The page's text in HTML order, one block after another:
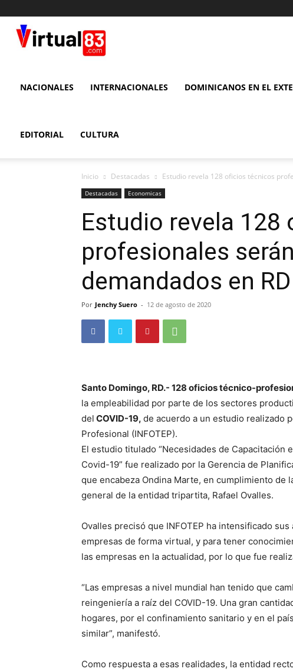
83
NACIONALES INTERNACIONALES DOMINICANOS EN EL
EDITORIAL CULTURA
Inicio Destacadas Estudio revela 128 oficios técnicos
Destacadas Economicas
Estudio revela
profesionales
demandados en RD
Por Jenchy Suero - 12 de agosto de 2020
Santo Domingo, RD.- 128 oficios técnico-
la empleabilidad por parte de los sectores
del COVID-19, de acuerdo a un estudio realizado
Profesional (INFOTEP).
El estudio titulado “Necesidades de Capacitación
Covid-19” fue realizado por la Gerencia de
que encabeza Ondina Marte, en cumplimiento
general de la entidad tripartita, Rafael Ovalles.
Ovalles precisó que INFOTEP ha intensificado
empresas de forma virtual, y para tener
las empresas en la actualidad, por lo que fue
“Las empresas a nivel mundial han tenido que
reingeniería a raíz del COVID-19. Una gran
hogares, por el confinamiento sanitario y en el
similar”, manifestó.
Como respuesta a esas realidades, la entidad